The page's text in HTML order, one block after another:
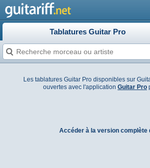
Tablatures Guitar Pro
Les tablatures Guitar Pro disponibles sur
ouvertes avec l'application Guitar Pro
Accéder à la version complète